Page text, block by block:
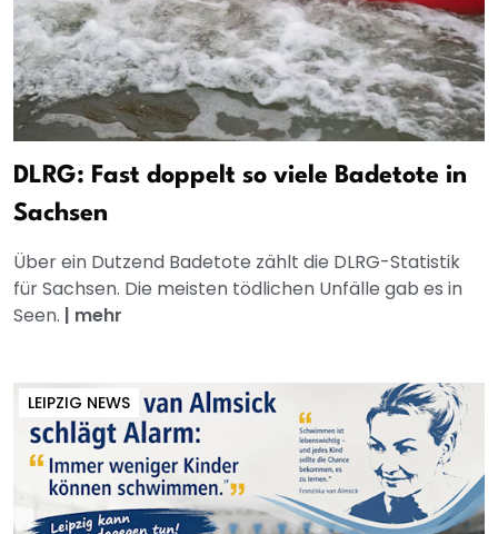
DLRG: Fast doppelt so viele Badetote in
Sachsen
Über ein Dutzend Badetote zählt die DLRG-Statistik
für Sachsen. Die meisten tödlichen Unfälle gab es in
Seen. | mehr
LEIPZIG NEWS